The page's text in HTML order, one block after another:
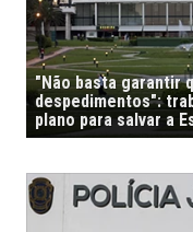
"Não basta garantir
despedimentos":
plano para salvar a